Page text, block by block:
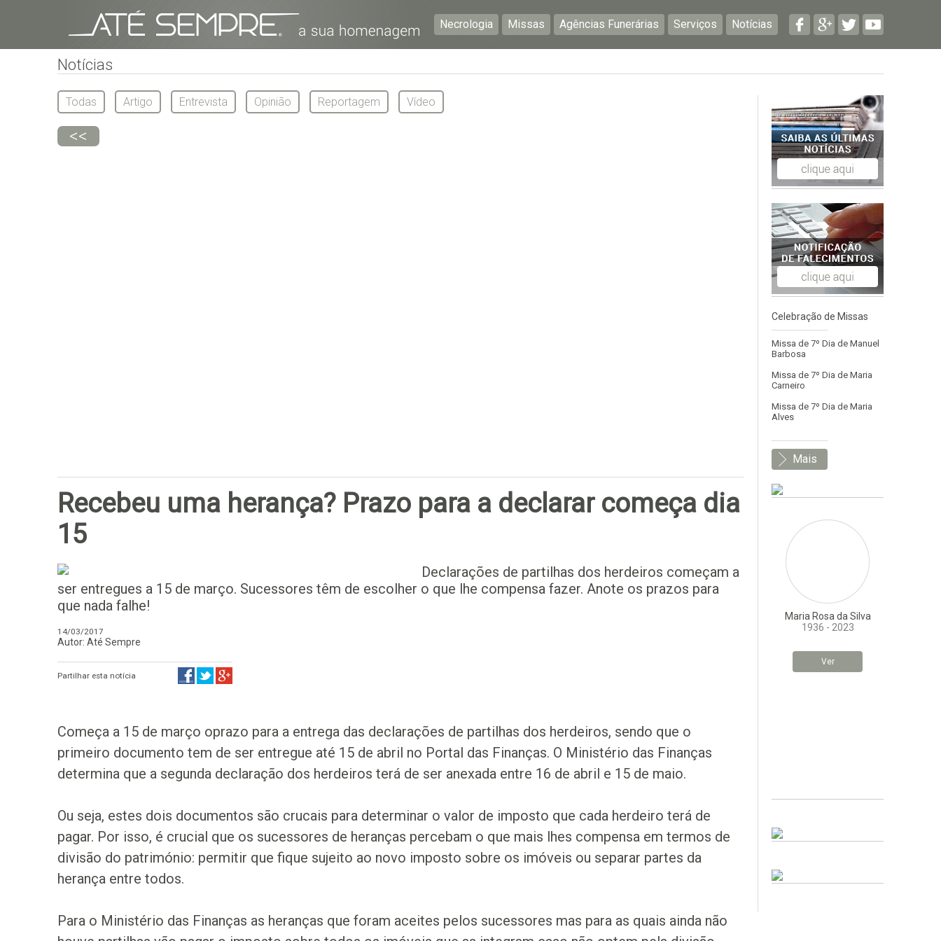
Necrologia Missas Agências Funerárias Serviços Notícias
Notícias
Todas Artigo Entrevista Opinião Reportagem Vídeo
<<
Recebeu uma herança? Prazo para a declarar começa dia
15
Declarações de partilhas dos herdeiros começam a
ser entregues a 15 de março. Sucessores têm de escolher o que lhe compensa fazer. Anote os prazos para
que nada falhe!
14/03/2017
Autor: Até Sempre
Partilhar esta notícia
Começa a 15 de março oprazo para a entrega das declarações de partilhas dos herdeiros, sendo que o
primeiro documento tem de ser entregue até 15 de abril no Portal das Finanças. O Ministério das Finanças
determina que a segunda declaração dos herdeiros terá de ser anexada entre 16 de abril e 15 de maio.
Ou seja, estes dois documentos são crucais para determinar o valor de imposto que cada herdeiro terá de
pagar. Por isso, é crucial que os sucessores de heranças percebam o que mais lhes compensa em termos de
divisão do património: permitir que fique sujeito ao novo imposto sobre os imóveis ou separar partes da
herança entre todos.
Para o Ministério das Finanças as heranças que foram aceites pelos sucessores mas para as quais ainda não
Celebração de Missas
Missa de 7º Dia de Manuel
Barbosa
Missa de 7º Dia de Maria
Carneiro
Missa de 7º Dia de Maria
Alves
Mais
Maria Rosa da Silva
1936 - 2023
Ver
pormenorizada possível: